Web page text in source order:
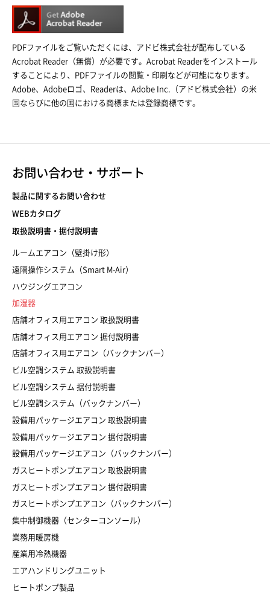
PDFファイルをご覧いただくには、アドビ株式会社が配布している
Acrobat Reader（無償）が必要です。Acrobat Readerをインストール
することにより、PDFファイルの閲覧・印刷などが可能になります。
Adobe、Adobeロゴ、Readerは、Adobe Inc.（アドビ株式会社）の米
国ならびに他の国における商標または登録商標です。
お問い合わせ・サポート
製品に関するお問い合わせ
WEBカタログ
取扱説明書・据付説明書
ルームエアコン（壁掛け形）
遠隔操作システム（Smart M-Air）
ハウジングエアコン
加湿器
店舗オフィス用エアコン 取扱説明書
店舗オフィス用エアコン 据付説明書
店舗オフィス用エアコン（バックナンバー）
ビル空調システム 取扱説明書
ビル空調システム 据付説明書
ビル空調システム（バックナンバー）
設備用パッケージエアコン 取扱説明書
設備用パッケージエアコン 据付説明書
設備用パッケージエアコン（バックナンバー）
ガスヒートポンプエアコン 取扱説明書
ガスヒートポンプエアコン 据付説明書
ガスヒートポンプエアコン（バックナンバー）
集中制御機器（センターコンソール）
業務用暖房機
産業用冷熱機器
エアハンドリングユニット
ヒートポンプ製品